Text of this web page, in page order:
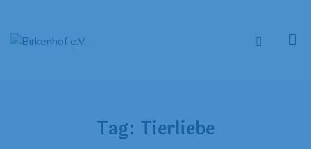
Tag: Tierliebe